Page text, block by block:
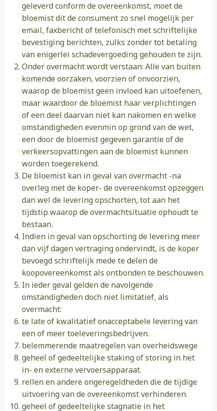
geleverd conform de overeenkomst, moet de
bloemist dit de consument zo snel mogelijk per
email, faxbericht of telefonisch met schriftelijke
bevestiging berichten, zulks zonder tot betaling
van enigerlei schadevergoeding gehouden te zijn.
Onder overmacht wordt verstaan: Alle van buiten
komende oorzaken, voorzien of onvoorzien,
waarop de bloemist geen invloed kan uitoefenen,
maar waardoor de bloemist haar verplichtingen
of een deel daarvan niet kan nakomen en welke
omstandigheden evenmin op grond van de wet,
een door de bloemist gegeven garantie of de
verkeersopvattingen aan de bloemist kunnen
worden toegerekend.
De bloemist kan in geval van overmacht -na
overleg met de koper- de overeenkomst opzeggen
dan wel de levering opschorten, tot aan het
tijdstip waarop de overmachtsituatie ophoudt te
bestaan.
Indien in geval van opschorting de levering meer
dan vijf dagen vertraging ondervindt, is de koper
bevoegd schriftelijk mede te delen de
koopovereenkomst als ontbonden te beschouwen.
In ieder geval gelden de navolgende
omstandigheden doch niet limitatief, als
overmacht:
te late of kwalitatief onacceptabele levering van
een of meer toeleveringsbedrijven.
belemmerende maatregelen van overheidswege
geheel of gedeeltelijke staking of storing in het
in- en externe vervoersapparaat.
rellen en andere ongeregeldheden die de tijdige
uitvoering van de overeenkomst verhinderen.
geheel of gedeeltelijke stagnatie in het